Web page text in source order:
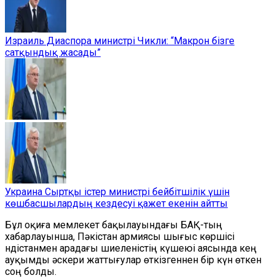
Израиль Диаспора министрі Чикли: “Макрон бізге
сатқындық жасады”
Украина Сыртқы істер министрі бейбітшілік үшін
көшбасшылардың кездесуі қажет екенін айтты
Бұл оқиға мемлекет бақылауындағы БАҚ-тың
хабарлауынша, Пәкістан армиясы шығыс көршісі
Үндістанмен арадағы шиеленістің күшеюі аясында кең
ауқымды әскери жаттығулар өткізгеннен бір күн өткен
соң болды.